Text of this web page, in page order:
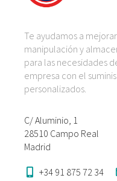
Te ayudamos a
manipulación y
para las necesidades
empresa con el
personalizados.
C/ Aluminio, 1
28510 Campo Real
Madrid
+34 91 875 72 34